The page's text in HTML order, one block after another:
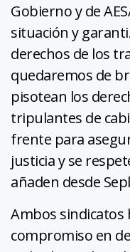
Gobierno y de
situación y
derechos de los
quedaremos de
pisotean los
tripulantes de
frente para
justicia y se
añaden desde
Ambos
compromiso en